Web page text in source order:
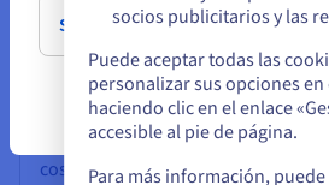
Múltiples proyectos
Gestión de varios proyectos en
cortafuegos de nueva generación
costes controlados. La opción
Seleccione otro sitio web
socios publicitarios y las
Puede aceptar todas las
personalizar sus opciones
haciendo clic en el enlace
accesible al pie de página.
Para más información,